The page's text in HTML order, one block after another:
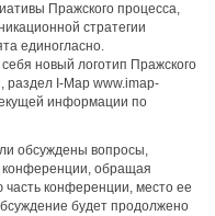
Пражского процесса,
стратегии
единогласно.
новый логотип Пражского
раздел I-Map www.imap-
информации по
обсуждены вопросы,
конференции, обращая
конференции, место ее
будет продолжено